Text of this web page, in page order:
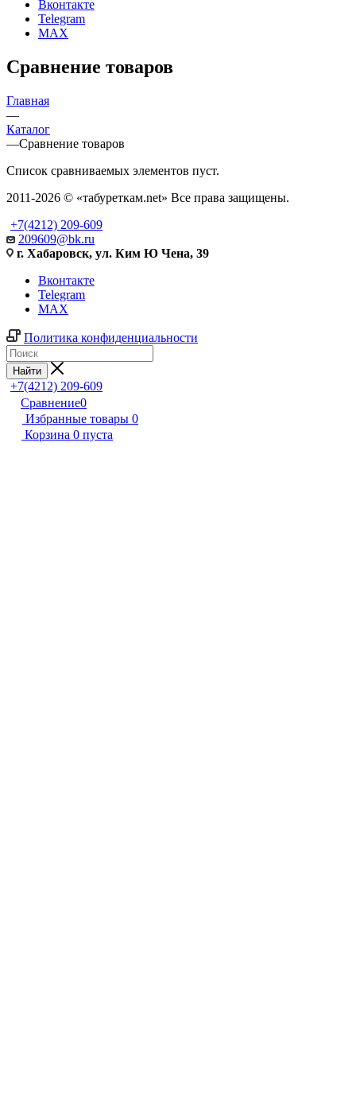
Вконтакте
Telegram
MAX
Сравнение товаров
Главная
—
Каталог
—Сравнение товаров
Список сравниваемых элементов пуст.
2011-2026 © «табуреткам.net» Все права защищены.
+7(4212) 209-609
209609@bk.ru
г. Хабаровск, ул. Ким Ю Чена, 39
Вконтакте
Telegram
MAX
Политика конфиденциальности
Найти
+7(4212) 209-609
Сравнение0
Избранные товары 0
Корзина 0 пуста